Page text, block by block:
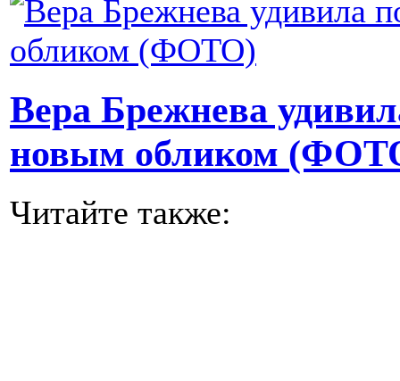
Вера Брежнева
новым обликом
Читайте также: